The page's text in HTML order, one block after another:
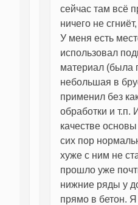
сейчас там всё
ничего не
У меня есть
использовал
материал (была
небольшая в
применил без
обработки и т.п.
качестве
сих пор
хуже с ним не
прошло уже
нижние ряды у
прямо в бетон. Я